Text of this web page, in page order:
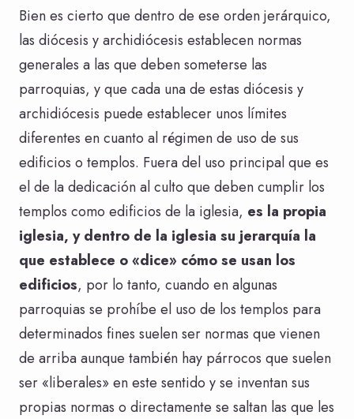
Bien es cierto que dentro de ese orden jerárquico,
las diócesis y archidiócesis establecen normas
generales a las que deben someterse las
parroquias, y que cada una de estas diócesis y
archidiócesis puede establecer unos límites
diferentes en cuanto al régimen de uso de sus
edificios o templos. Fuera del uso principal que es
el de la dedicación al culto que deben cumplir los
templos como edificios de la iglesia, es la propia
iglesia, y dentro de la iglesia su jerarquía la
que establece o «dice» cómo se usan los
edificios, por lo tanto, cuando en algunas
parroquias se prohíbe el uso de los templos para
determinados fines suelen ser normas que vienen
de arriba aunque también hay párrocos que suelen
ser «liberales» en este sentido y se inventan sus
propias normas o directamente se saltan las que les